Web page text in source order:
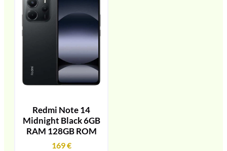
Redmi Note 14
Midnight Black 6GB
RAM 128GB ROM
169€